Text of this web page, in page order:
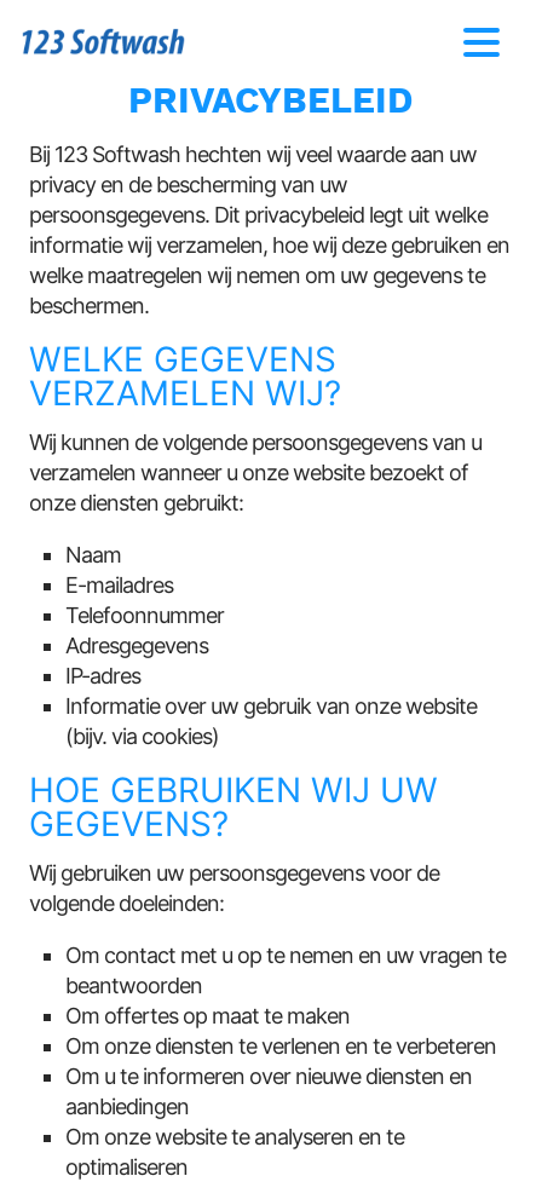
PRIVACYBELEID
Bij 123 Softwash hechten wij veel waarde aan uw
privacy en de bescherming van uw
persoonsgegevens. Dit privacybeleid legt uit welke
informatie wij verzamelen, hoe wij deze gebruiken en
welke maatregelen wij nemen om uw gegevens te
beschermen.
WELKE GEGEVENS
VERZAMELEN WIJ?
Wij kunnen de volgende persoonsgegevens van u
verzamelen wanneer u onze website bezoekt of
onze diensten gebruikt:
Naam
E-mailadres
Telefoonnummer
Adresgegevens
IP-adres
Informatie over uw gebruik van onze website
(bijv. via cookies)
HOE GEBRUIKEN WIJ UW
GEGEVENS?
Wij gebruiken uw persoonsgegevens voor de
volgende doeleinden:
Om contact met u op te nemen en uw vragen te
beantwoorden
Om offertes op maat te maken
Om onze diensten te verlenen en te verbeteren
Om u te informeren over nieuwe diensten en
aanbiedingen
Om onze website te analyseren en te
optimaliseren